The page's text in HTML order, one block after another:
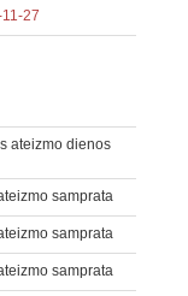
27
ateizmo dienos
samprata
samprata
samprata